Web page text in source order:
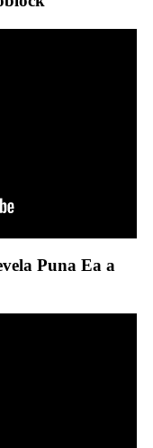
Puna Ea a